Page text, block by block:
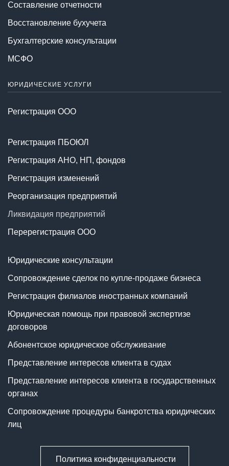
Составление отчетности
Восстановление бухучета
Бухгалтерские консультации
МСФО
ЮРИДИЧЕСКИЕ УСЛУГИ
Регистрация ООО
Регистрация ПБОЮЛ
Регистрация АНО, НП, фондов
Регистрация изменений
Реорганизация предприятий
Ликвидация предприятий
Перерегистрация ООО
Юридические консультации
Сопровождение сделок по купле-продаже бизнеса
Регистрация филиалов иностранных компаний
Юридическая помощь при правовой экспертизе
договоров
Абонентское юридическое обслуживание
Представление интересов клиента в судах
Представление интересов клиента в государственных
органах
Сопровождение процедуры банкротства юридических
лиц
Политика конфиденциальности